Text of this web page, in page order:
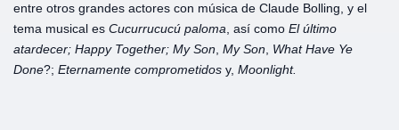
entre otros grandes actores con música de Claude Bolling, y el
tema musical es Cucurrucucú paloma , así como El último
atardecer; Happy Together; My Son My Son
What Have Ye
Done?; Eternamente comprometidos y, Moonlight.